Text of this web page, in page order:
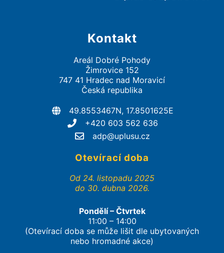
Kontakt
Areál Dobré Pohody
Žimrovice 152
747 41 Hradec nad Moravicí
Česká republika
49.8553467N, 17.8501625E
+420 603 562 636
adp@uplusu.cz
Otevírací doba
Od 24. listopadu 2025
do 30. dubna 2026.
Pondělí – Čtvrtek
11:00 – 14:00
(Otevírací doba se může lišit dle ubytovaných
nebo hromadné akce)